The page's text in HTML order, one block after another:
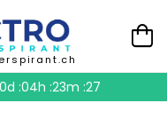
0d :04h :23m :26